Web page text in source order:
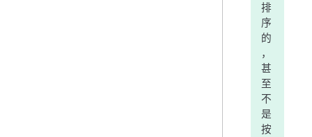
排
序
的
，
甚
至
不
是
按